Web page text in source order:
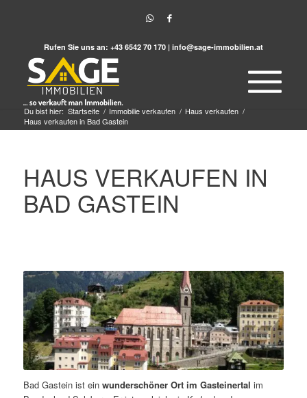
Rufen Sie uns an: +43 6542 70 170 | info@sage-immobilien.at
Du bist hier: Startseite / Immobilie verkaufen / Haus verkaufen /
Haus verkaufen in Bad Gastein
HAUS VERKAUFEN IN
BAD GASTEIN
Bad Gastein ist ein wunderschöner Ort im Gasteinertal im